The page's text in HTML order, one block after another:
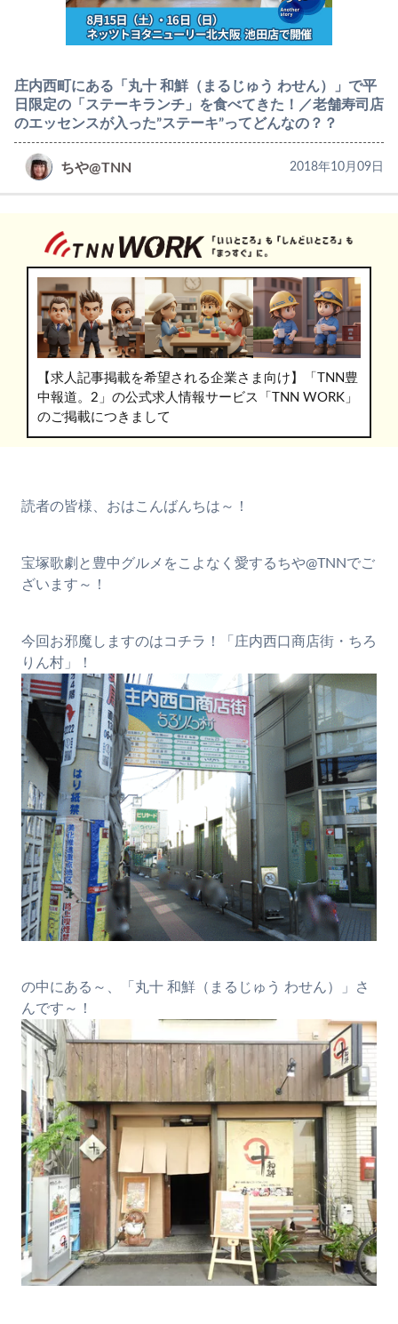
庄内西町にある「丸十 和鮮（まるじゅう わせん）」で平
日限定の「ステーキランチ」を食べてきた！／老舗寿司店
のエッセンスが入った”ステーキ”ってどんなの？？
ちや@TNN 2018年10月09日
【求人記事掲載を希望される企業さま向け】「TNN豊
中報道。2」の公式求人情報サービス「TNN WORK」
のご掲載につきまして
読者の皆様、おはこんばんちは～！
宝塚歌劇と豊中グルメをこよなく愛するちや@TNNでご
ざいます～！
今回お邪魔しますのはコチラ！「庄内西口商店街・ちろ
りん村」！
の中にある～、「丸十 和鮮（まるじゅう わせん）」さ
んです～！